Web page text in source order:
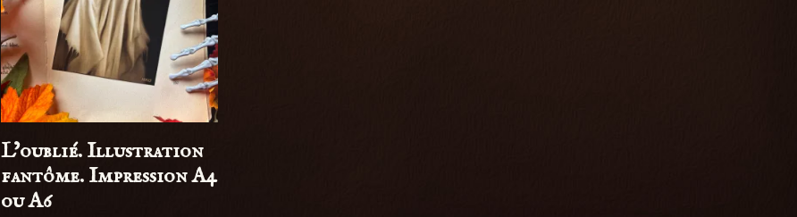
L’oublié. Illustration
fantôme. Impression A4
ou A6